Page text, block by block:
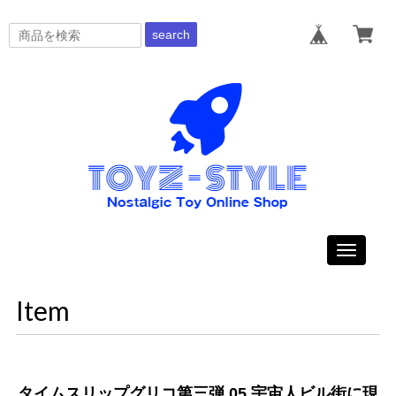
search
Toggle
Item